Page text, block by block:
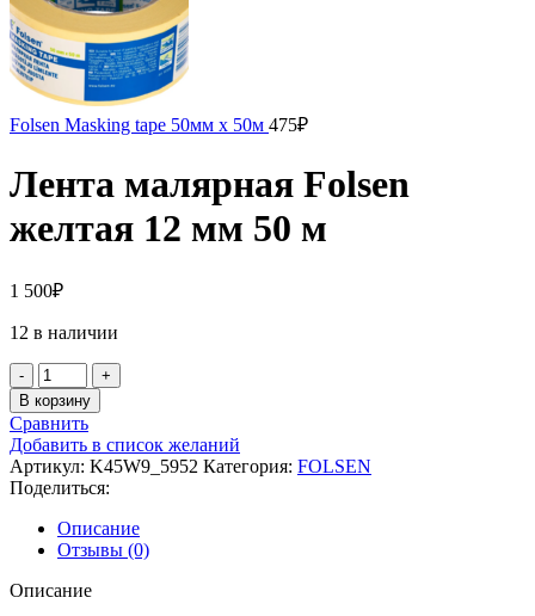
Folsen Masking tape 50мм x 50м 475₽
Лента малярная Folsen
желтая 12 мм 50 м
1 500₽
12 в наличии
Количество
товара
Лента
малярная
Folsen
желтая
12
мм
50
В корзину
Сравнить
Добавить в список желаний
Артикул: K45W9_5952 Категория: FOLSEN
Поделиться:
Описание
Отзывы (0)
Описание